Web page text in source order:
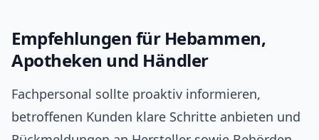
Empfehlungen für Hebammen,
Apotheken und Händler
Fachpersonal sollte proaktiv informieren,
betroffenen Kunden klare Schritte anbieten und